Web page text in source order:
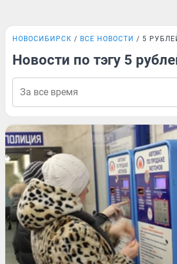
НОВОСИБИРСК ВСЕ НОВОСТИ 5
Новости по тэгу 5